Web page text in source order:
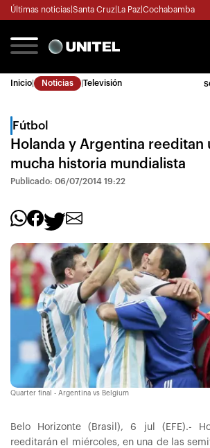
Últimas noticias Santa Cruz La Paz Cochabamba
Inicio Noticias Televisión
Fútbol
Holanda y Argentina reeditan
mucha historia mundialista
Publicado: 06/07/2014 19:22
Quarter final - Argentina vs Belgium
Belo Horizonte (Brasil), 6 jul (EFE).-
reeditarán el miércoles, en una de las